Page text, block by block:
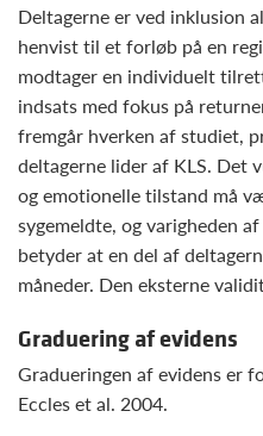
Deltagerne er ved inklusion
henvist til et forløb på en
modtager en individuelt
indsats med fokus på
fremgår hverken af studiet,
deltagerne lider af KLS. Det
og emotionelle tilstand må
sygemeldte, og varigheden
betyder at en del af
måneder. Den eksterne
Graduering af evidens
Gradueringen af evidens er
Eccles et al. 2004.